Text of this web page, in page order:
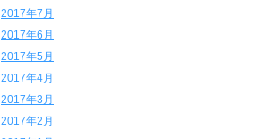
2017年7月
2017年6月
2017年5月
2017年4月
2017年3月
2017年2月